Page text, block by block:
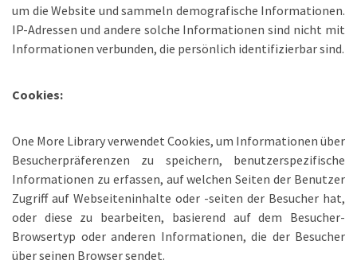
um die Website und sammeln demografische Informationen.
IP-Adressen und andere solche Informationen sind nicht mit
Informationen verbunden, die persönlich identifizierbar sind.
Cookies:
One More Library verwendet Cookies, um Informationen über
Besucherpräferenzen zu speichern, benutzerspezifische
Informationen zu erfassen, auf welchen Seiten der Benutzer
Zugriff auf Webseiteninhalte oder -seiten der Besucher hat,
oder diese zu bearbeiten, basierend auf dem Besucher-
Browsertyp oder anderen Informationen, die der Besucher
über seinen Browser sendet.